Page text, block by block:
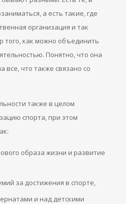
а есть такие, где
организация и так
того, как можно объединить
Понятно, что она
все, что также связано со
также в целом
спорта, при этом
образа жизни и развитие
за достижения в спорте,
и над детскими